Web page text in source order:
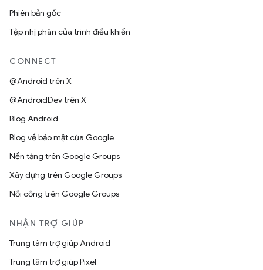
Phiên bản gốc
Tệp nhị phân của trình điều khiển
CONNECT
@Android trên X
@AndroidDev trên X
Blog Android
Blog về bảo mật của Google
Nền tảng trên Google Groups
Xây dựng trên Google Groups
Nối cổng trên Google Groups
NHẬN TRỢ GIÚP
Trung tâm trợ giúp Android
Trung tâm trợ giúp Pixel